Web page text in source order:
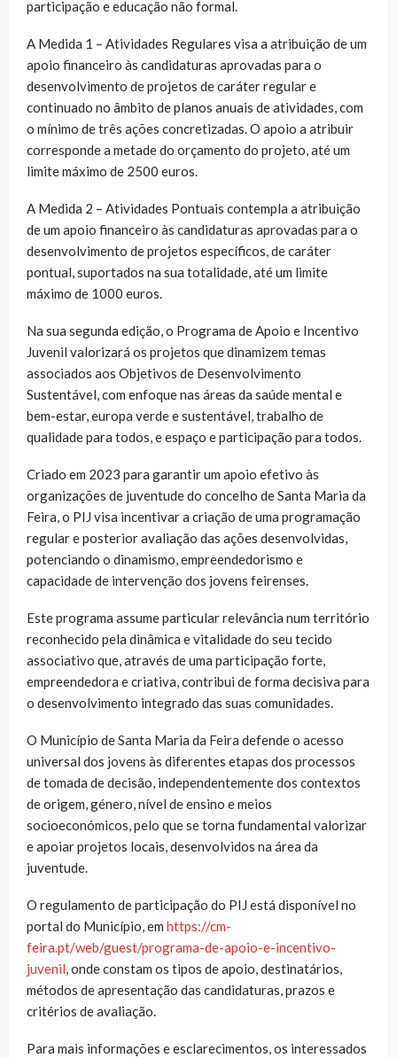
participação e educação não formal.
A Medida 1 – Atividades Regulares visa a atribuição de um
apoio financeiro às candidaturas aprovadas para o
desenvolvimento de projetos de caráter regular e
continuado no âmbito de planos anuais de atividades, com
o mínimo de três ações concretizadas. O apoio a atribuir
corresponde a metade do orçamento do projeto, até um
limite máximo de 2500 euros.
A Medida 2 – Atividades Pontuais contempla a atribuição
de um apoio financeiro às candidaturas aprovadas para o
desenvolvimento de projetos específicos, de caráter
pontual, suportados na sua totalidade, até um limite
máximo de 1000 euros.
Na sua segunda edição, o Programa de Apoio e Incentivo
Juvenil valorizará os projetos que dinamizem temas
associados aos Objetivos de Desenvolvimento
Sustentável, com enfoque nas áreas da saúde mental e
bem-estar, europa verde e sustentável, trabalho de
qualidade para todos, e espaço e participação para todos.
Criado em 2023 para garantir um apoio efetivo às
organizações de juventude do concelho de Santa Maria da
Feira, o PIJ visa incentivar a criação de uma programação
regular e posterior avaliação das ações desenvolvidas,
potenciando o dinamismo, empreendedorismo e
capacidade de intervenção dos jovens feirenses.
Este programa assume particular relevância num território
reconhecido pela dinâmica e vitalidade do seu tecido
associativo que, através de uma participação forte,
empreendedora e criativa, contribui de forma decisiva para
o desenvolvimento integrado das suas comunidades.
O Município de Santa Maria da Feira defende o acesso
universal dos jovens às diferentes etapas dos processos
de tomada de decisão, independentemente dos contextos
de origem, género, nível de ensino e meios
socioeconómicos, pelo que se torna fundamental valorizar
e apoiar projetos locais, desenvolvidos na área da
juventude.
O regulamento de participação do PIJ está disponível no
portal do Município, em https://cm-
feira.pt/web/guest/programa-de-apoio-e-incentivo-
juvenil, onde constam os tipos de apoio, destinatários,
métodos de apresentação das candidaturas, prazos e
critérios de avaliação.
Para mais informações e esclarecimentos, os interessados